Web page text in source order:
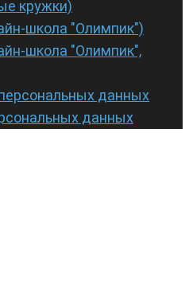
кружки)
школа "Олимпик")
школа "Олимпик",
данных
данных